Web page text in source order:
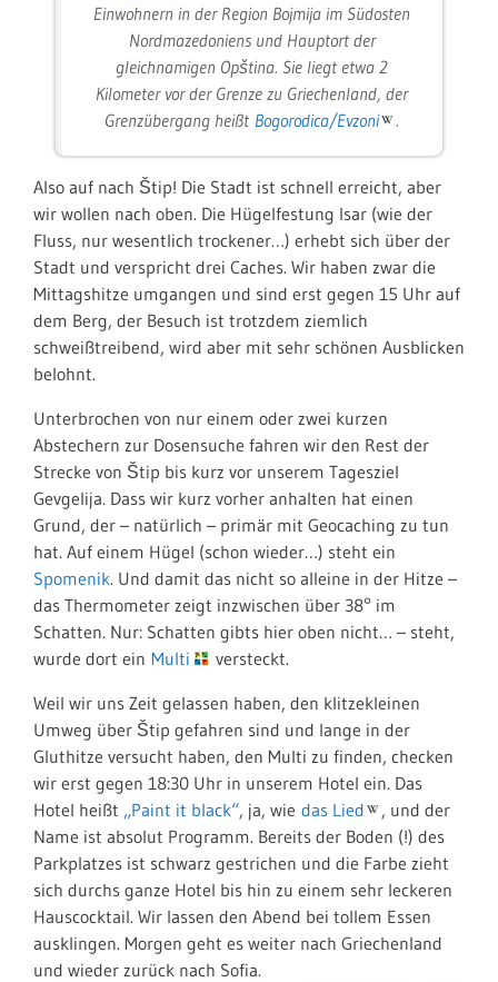
Einwohnern in der Region Bojmija im Südosten
Nordmazedoniens und Hauptort der
gleichnamigen Opština. Sie liegt etwa 2
Kilometer vor der Grenze zu Griechenland, der
Grenzübergang heißt Bogorodica/Evzoni .
Also auf nach Štip! Die Stadt ist schnell erreicht, aber
wir wollen nach oben. Die Hügelfestung Isar (wie der
Fluss, nur wesentlich trockener…) erhebt sich über der
Stadt und verspricht drei Caches. Wir haben zwar die
Mittagshitze umgangen und sind erst gegen 15 Uhr auf
dem Berg, der Besuch ist trotzdem ziemlich
schweißtreibend, wird aber mit sehr schönen Ausblicken
belohnt.
Unterbrochen von nur einem oder zwei kurzen
Abstechern zur Dosensuche fahren wir den Rest der
Strecke von Štip bis kurz vor unserem Tagesziel
Gevgelija. Dass wir kurz vorher anhalten hat einen
Grund, der – natürlich – primär mit Geocaching zu tun
hat. Auf einem Hügel (schon wieder…) steht ein
Spomenik. Und damit das nicht so alleine in der Hitze –
das Thermometer zeigt inzwischen über 38° im
Schatten. Nur: Schatten gibts hier oben nicht… – steht,
wurde dort ein Multi
versteckt.
Weil wir uns Zeit gelassen haben, den klitzekleinen
Umweg über Štip gefahren sind und lange in der
Gluthitze versucht haben, den Multi zu finden, checken
wir erst gegen 18:30 Uhr in unserem Hotel ein. Das
Hotel heißt „Paint it black“, ja, wie das Lied
, und der
Name ist absolut Programm. Bereits der Boden (!) des
Parkplatzes ist schwarz gestrichen und die Farbe zieht
sich durchs ganze Hotel bis hin zu einem sehr leckeren
Hauscocktail. Wir lassen den Abend bei tollem Essen
ausklingen. Morgen geht es weiter nach Griechenland
und wieder zurück nach Sofia.